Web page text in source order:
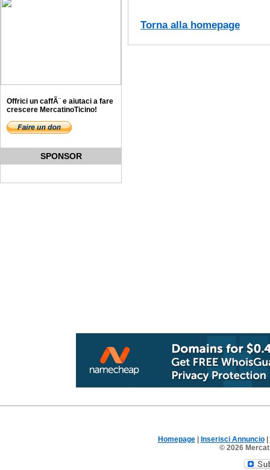
Offrici un caffÃ¨ e aiutaci a fare
crescere MercatinoTicino!
SPONSOR
Torna alla homepage
Homepage| Inserisci Annuncio|
© 2026